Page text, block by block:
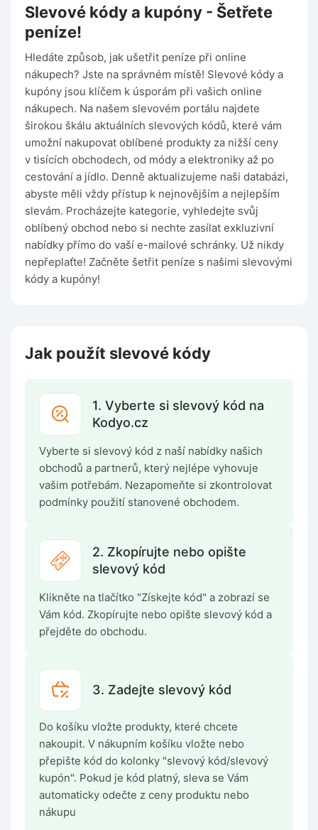
Slevové kódy a kupóny - Šetřete
peníze!
Hledáte způsob, jak ušetřit peníze při online
nákupech? Jste na správném místě! Slevové kódy a
kupóny jsou klíčem k úsporám při vašich online
nákupech. Na našem slevovém portálu najdete
širokou škálu aktuálních slevových kódů, které vám
umožní nakupovat oblíbené produkty za nižší ceny
v tisících obchodech, od módy a elektroniky až po
cestování a jídlo. Denně aktualizujeme naši databázi,
abyste měli vždy přístup k nejnovějším a nejlepším
slevám. Procházejte kategorie, vyhledejte svůj
oblíbený obchod nebo si nechte zasílat exkluzivní
nabídky přímo do vaší e-mailové schránky. Už nikdy
nepřeplaťte! Začněte šetřit peníze s našimi slevovými
kódy a kupóny!
Jak použít slevové kódy
1. Vyberte si slevový kód na
Kodyo.cz
Vyberte si slevový kód z naší nabídky našich
obchodů a partnerů, který nejlépe vyhovuje
vašim potřebám. Nezapomeňte si zkontrolovat
podmínky použití stanovené obchodem.
2. Zkopírujte nebo opište
slevový kód
Klikněte na tlačítko "Získejte kód" a zobrazí se
Vám kód. Zkopírujte nebo opište slevový kód a
přejděte do obchodu.
3. Zadejte slevový kód
Do košíku vložte produkty, které chcete
nakoupit. V nákupním košíku vložte nebo
přepište kód do kolonky "slevový kód/slevový
kupón". Pokud je kód platný, sleva se Vám
automaticky odečte z ceny produktu nebo
nákupu